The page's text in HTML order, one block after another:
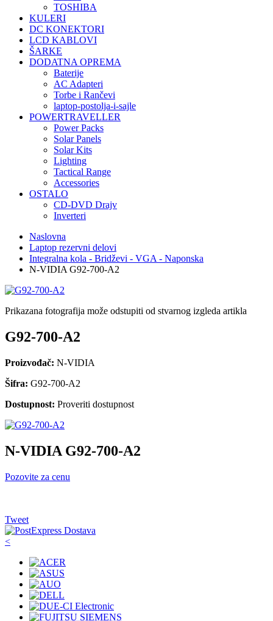
TOSHIBA
KULERI
DC KONEKTORI
LCD KABLOVI
ŠARKE
DODATNA OPREMA
Baterije
AC Adapteri
Torbe i Rančevi
laptop-postolja-i-sajle
POWERTRAVELLER
Power Packs
Solar Panels
Solar Kits
Lighting
Tactical Range
Accessories
OSTALO
CD-DVD Drajv
Inverteri
Naslovna
Laptop rezervni delovi
Integralna kola - Bridževi - VGA - Naponska
N-VIDIA G92-700-A2
Prikazana fotografija može odstupiti od stvarnog izgleda artikla
G92-700-A2
Proizvođač: N-VIDIA
Šifra: G92-700-A2
Dostupnost: Proveriti dostupnost
N-VIDIA G92-700-A2
Pozovite za cenu
Tweet
<